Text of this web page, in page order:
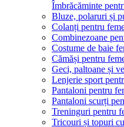
Îmbrăcăminte
Bluze, polaruri și
Colanți pentru
Combinezoane
Costume de baie
Cămăși pentru
Geci, paltoane și
Lenjerie sport
Pantaloni pentru
Pantaloni scurți
Treninguri pentru
Tricouri și topuri